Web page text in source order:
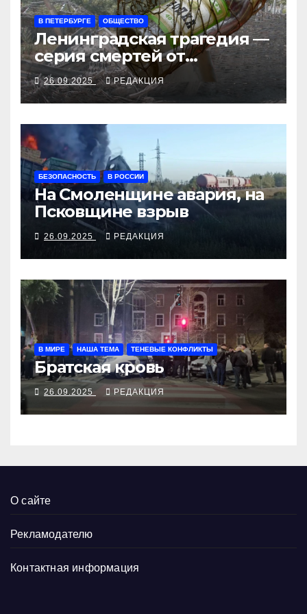
В ПЕТЕРБУРГЕ ОБЩЕСТВО
Ленинградская трагедия —
серия смертей от
алкосуррогата
26.09.2025 РЕДАКЦИЯ
БЕЗОПАСНОСТЬ В РОССИИ
На Смоленщине авария, на
Псковщине взрыв
26.09.2025 РЕДАКЦИЯ
В МИРЕ НАША ТЕМА ТЕНЕВЫЕ КОНФЛИКТЫ
Братская кровь
26.09.2025 РЕДАКЦИЯ
О сайте
Рекламодателю
Контактная информация